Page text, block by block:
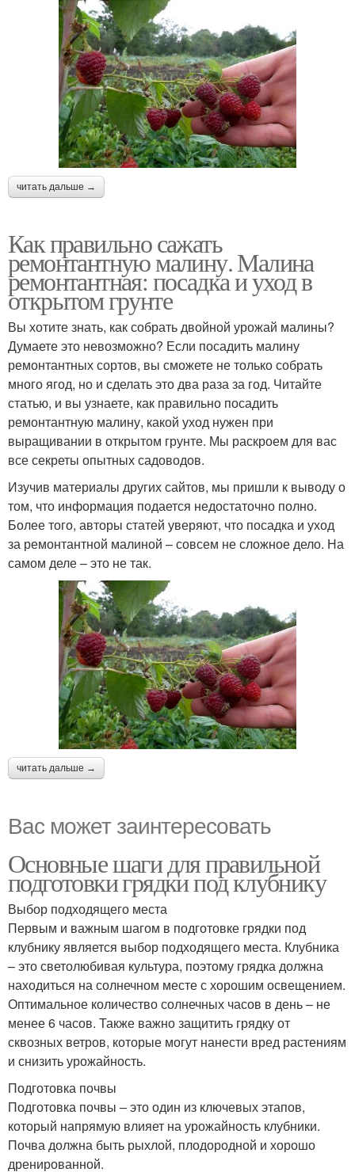
читать дальше →
Как правильно сажать
ремонтантную малину. Малина
ремонтантная: посадка и уход в
открытом грунте
Вы хотите знать, как собрать двойной урожай малины?
Думаете это невозможно? Если посадить малину
ремонтантных сортов, вы сможете не только собрать
много ягод, но и сделать это два раза за год. Читайте
статью, и вы узнаете, как правильно посадить
ремонтантную малину, какой уход нужен при
выращивании в открытом грунте. Мы раскроем для вас
все секреты опытных садоводов.
Изучив материалы других сайтов, мы пришли к выводу о
том, что информация подается недостаточно полно.
Более того, авторы статей уверяют, что посадка и уход
за ремонтантной малиной – совсем не сложное дело. На
самом деле – это не так.
читать дальше →
Вас может заинтересовать
Основные шаги для правильной
подготовки грядки под клубнику
Выбор подходящего места
Первым и важным шагом в подготовке грядки под
клубнику является выбор подходящего места. Клубника
– это светолюбивая культура, поэтому грядка должна
находиться на солнечном месте с хорошим освещением.
Оптимальное количество солнечных часов в день – не
менее 6 часов. Также важно защитить грядку от
сквозных ветров, которые могут нанести вред растениям
и снизить урожайность.
Подготовка почвы
Подготовка почвы – это один из ключевых этапов,
который напрямую влияет на урожайность клубники.
Почва должна быть рыхлой, плодородной и хорошо
дренированной.